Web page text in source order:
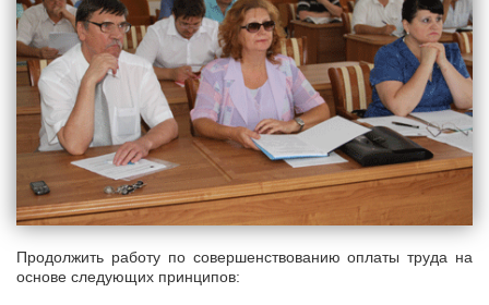
Продолжить работу по совершенствованию оплаты труда на
основе следующих принципов: